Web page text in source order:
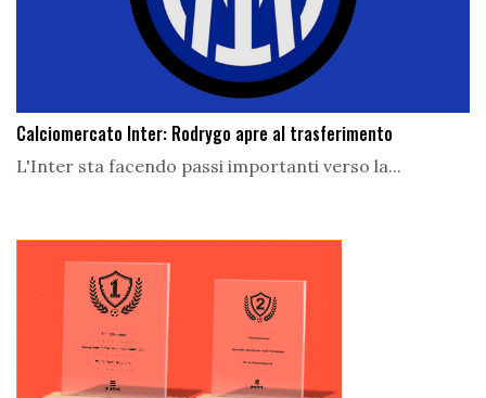
Calciomercato Inter: Rodrygo apre al trasferimento
L'Inter sta facendo passi importanti verso la...